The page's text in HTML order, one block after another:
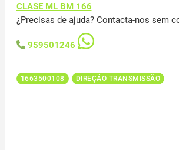
CLASE ML BM 166
¿Precisas de ajuda? Contacta-nos sem
959501246
1663500108 DIREÇÃO TRANSMISSÃO